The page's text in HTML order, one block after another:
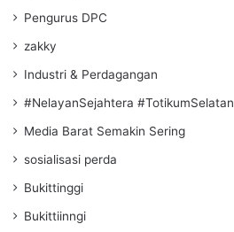
Pengurus DPC
zakky
Industri & Perdagangan
#NelayanSejahtera #TotikumSelatan
Media Barat Semakin Sering
sosialisasi perda
Bukittinggi
Bukittiinngi